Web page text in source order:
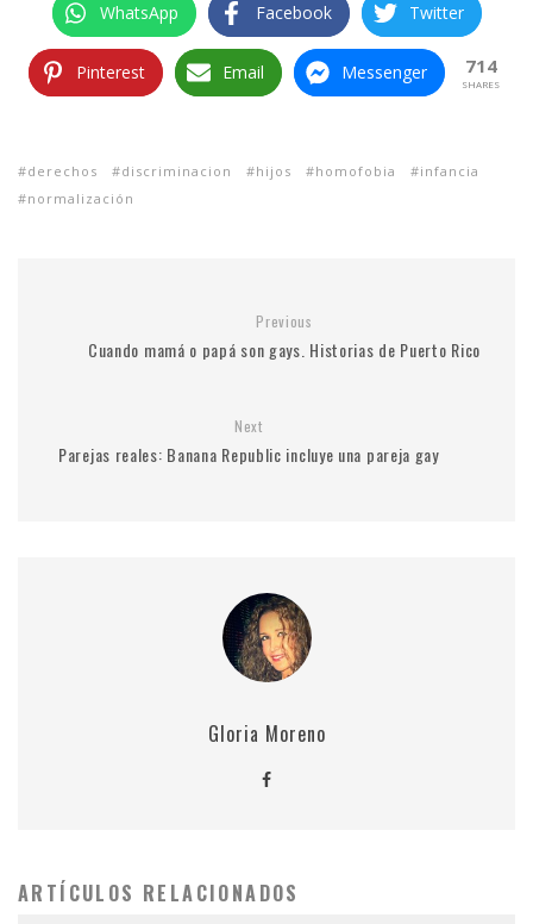
WhatsApp Facebook Twitter
Pinterest Email Messenger 714
SHARES
derechos discriminacion hijos homofobia
infancia
normalización
Previous
Cuando mamá o papá son gays. Historias de Puerto Rico
Next
Parejas reales: Banana Republic incluye una pareja gay
Gloria Moreno
ARTÍCULOS RELACIONADOS